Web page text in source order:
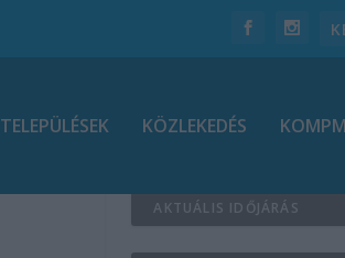
TELEPÜLÉSEK KÖZLEKEDÉS
AKTUÁLIS IDŐJÁRÁS